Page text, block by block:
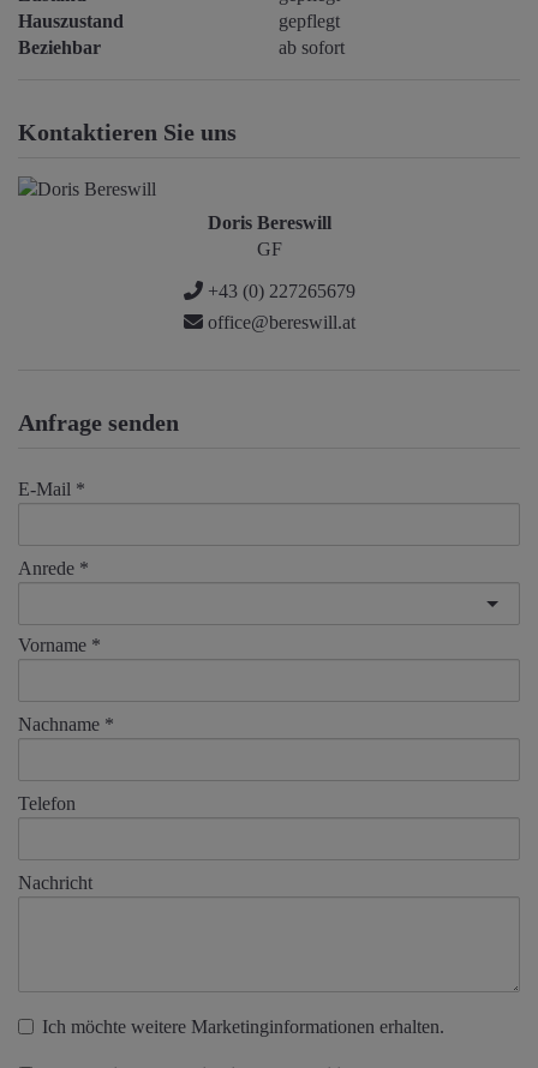
Hauszustand
gepflegt
Beziehbar
ab sofort
Kontaktieren Sie uns
Doris Bereswill
GF
+43 (0) 227265679
office@bereswill.at
Anfrage senden
E-Mail
Anrede
Vorname
Nachname
Telefon
Nachricht
Ich möchte weitere Marketinginformationen erhalten.